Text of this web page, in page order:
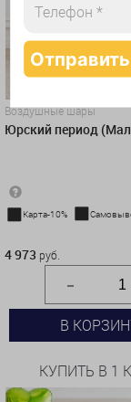
Воздушные шары
Юрский период
Карта-10%
4 973 руб.
В
КУПИТЬ В 1